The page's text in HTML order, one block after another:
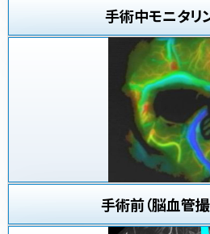
手術中モニタリ
手術前（脳血管